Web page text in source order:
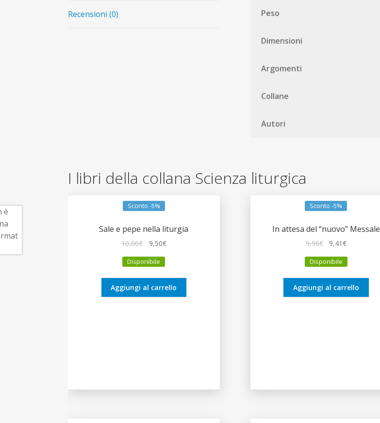
Recensioni (0) Peso
Dimensioni
Argomenti
Collane
Autori
I libri della collana Scienza liturgica
Sconto -5%
Sale e pepe nella liturgia
10,00€
originale
10,00€.
9,50€Il
9,50€.
Disponibile
Aggiungi al carrello
Sconto -5%
In attesa del “nuovo” Messale
9,90€
originale
9,90€.
9,41€Il
attuale
9,41€.
Disponibile
Aggiungi al carrello